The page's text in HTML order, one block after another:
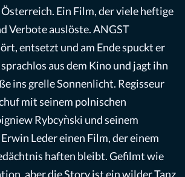
Ein Film, der viele heftige
Verbote auslöste. ANGST
entsetzt und am Ende spuckt er
aus dem Kino und jagt ihn
ins grelle Sonnenlicht. Regisseur
mit seinem polnischen
Rybcyǹski und seinem
Leder einen Film, der einem
haften bleibt. Gefilmt wie
aber die Story ist ein wilder Tanz